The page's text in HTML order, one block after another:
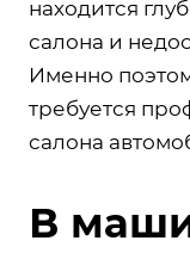
находится
салона и
Именно
требуется
салона
В